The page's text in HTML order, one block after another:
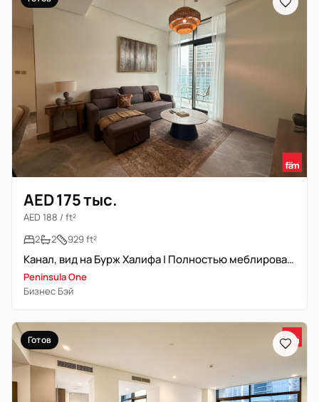
AED 175 тыс.
AED 188 / ft²
2
2 929 ft²
Канал, вид на Бурж Халифа | Полностью меблирована | Угловая планировка
Peninsula One
Бизнес Бэй
Готов